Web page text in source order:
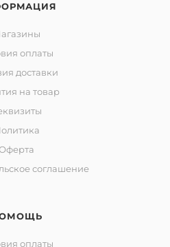
оплаты
доставки
на товар
соглашение
оплаты